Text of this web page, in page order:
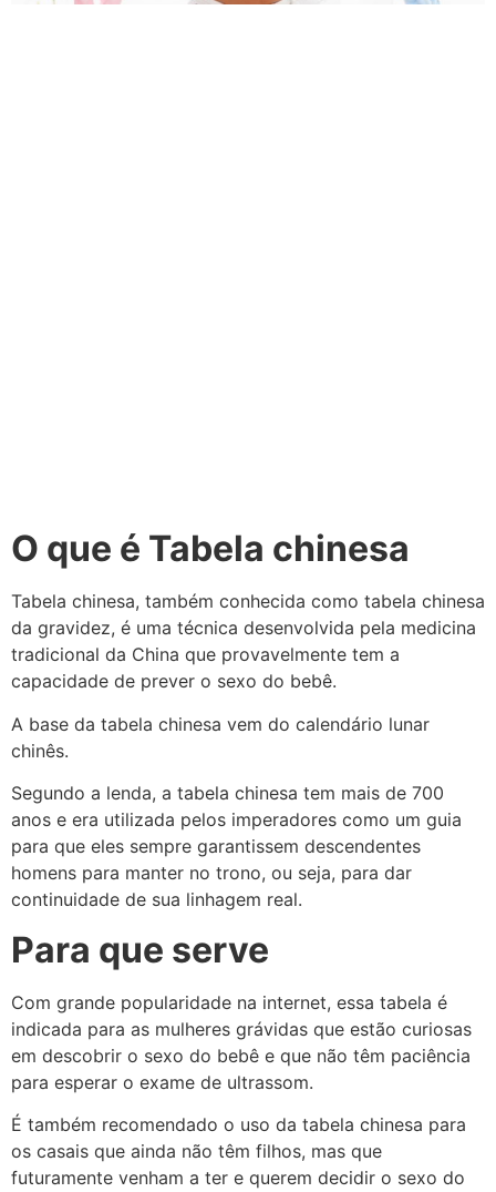
O que é Tabela chinesa
Tabela chinesa, também conhecida como tabela chinesa
da gravidez, é uma técnica desenvolvida pela medicina
tradicional da China que provavelmente tem a
capacidade de prever o sexo do bebê.
A base da tabela chinesa vem do calendário lunar
chinês.
Segundo a lenda, a tabela chinesa tem mais de 700
anos e era utilizada pelos imperadores como um guia
para que eles sempre garantissem descendentes
homens para manter no trono, ou seja, para dar
continuidade de sua linhagem real.
Para que serve
Com grande popularidade na internet, essa tabela é
indicada para as mulheres grávidas que estão curiosas
em descobrir o sexo do bebê e que não têm paciência
para esperar o exame de ultrassom.
É também recomendado o uso da tabela chinesa para
os casais que ainda não têm filhos, mas que
futuramente venham a ter e querem decidir o sexo do